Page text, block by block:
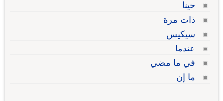
حينا
ذات مرة
سيكيس
عندما
في ما مضي
ما إن